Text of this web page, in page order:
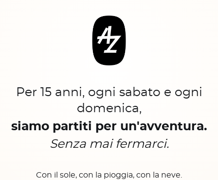
Per 15 anni, ogni sabato e ogni
domenica,
siamo partiti per un'avventura.
Senza mai fermarci.
Con il sole, con la pioggia, con la neve.